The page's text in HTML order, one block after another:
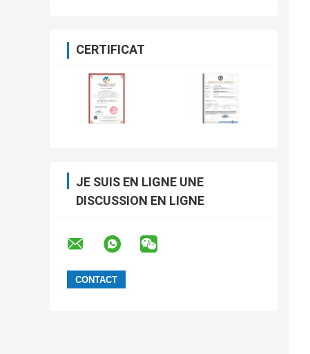
CERTIFICAT
JE SUIS EN LIGNE UNE
DISCUSSION EN LIGNE